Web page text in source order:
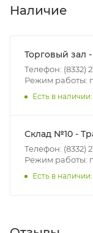
В субботу с 8:00
- зоны доставки;
- веса и
- количества
(перекрестки
• Дзержинского
• Ленина - 65
• Московская -
Наличие
Торговый зал
Телефон: (8332)
Режим работы:
Есть в наличии:
Склад №10 -
Телефон: (8332)
Режим работы:
Есть в наличии: